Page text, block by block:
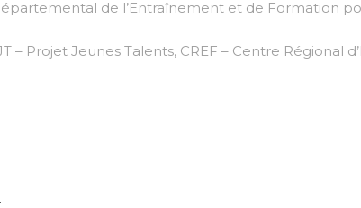
de l’Entraînement et de Formation
Projet Jeunes Talents, CREF – Centre Régional